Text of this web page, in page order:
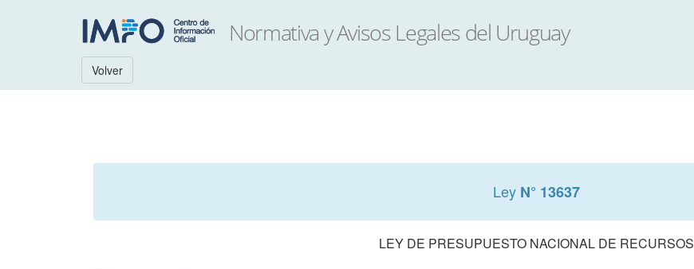
Volver
Ley N° 13637
LEY DE PRESUPUESTO NACIONAL DE RECURSOS